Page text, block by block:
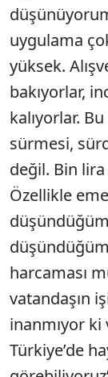
uygulama
yüksek.
bakıyorlar,
kalıyorlar.
sürmesi,
değil. Bin
Özellikle
harcaması
vatandaşın
inanmıyor ki
Türkiye’de